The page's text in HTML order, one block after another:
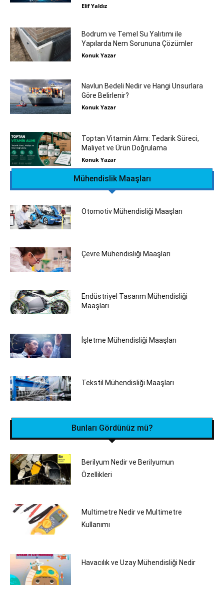
Elif Yaldız
Bodrum ve Temel Su Yalıtımı ile
Yapılarda Nem Sorununa Çözümler
Konuk Yazar
Navlun Bedeli Nedir ve Hangi Unsurlara
Göre Belirlenir?
Konuk Yazar
Toptan Vitamin Alımı: Tedarik Süreci,
Maliyet ve Ürün Doğrulama
Konuk Yazar
Mühendislik Maaşları
Otomotiv Mühendisliği Maaşları
Çevre Mühendisliği Maaşları
Endüstriyel Tasarım Mühendisliği
Maaşları
İşletme Mühendisliği Maaşları
Tekstil Mühendisliği‎ Maaşları
Bunları Gördünüz mü?
Berilyum Nedir ve Berilyumun
Özellikleri
Multimetre Nedir ve Multimetre
Kullanımı
Havacılık ve Uzay Mühendisliği Nedir